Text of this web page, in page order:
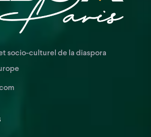
socio-culturel de la diaspora